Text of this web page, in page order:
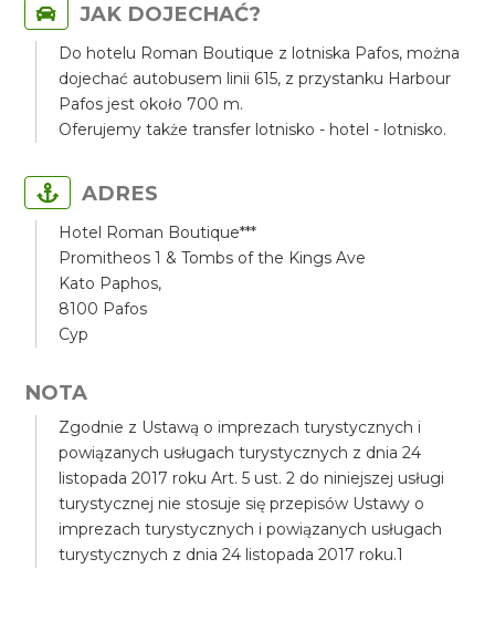
JAK DOJECHAĆ?
Do hotelu Roman Boutique z lotniska Pafos, można
dojechać autobusem linii 615, z przystanku Harbour
Pafos jest około 700 m.
Oferujemy także transfer lotnisko - hotel - lotnisko.
ADRES
Hotel Roman Boutique***
Promitheos 1 & Tombs of the Kings Ave
Kato Paphos,
8100 Pafos
Cyp
NOTA
Zgodnie z Ustawą o imprezach turystycznych i
powiązanych usługach turystycznych z dnia 24
listopada 2017 roku Art. 5 ust. 2 do niniejszej usługi
turystycznej nie stosuje się przepisów Ustawy o
imprezach turystycznych i powiązanych usługach
turystycznych z dnia 24 listopada 2017 roku.1